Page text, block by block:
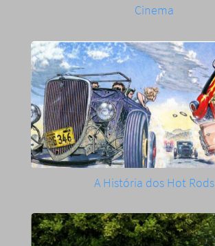
Cinema
A História dos Hot Rods